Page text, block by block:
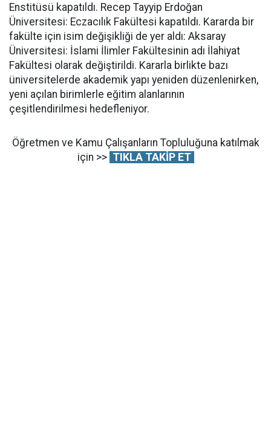
Enstitüsü kapatıldı. Recep Tayyip Erdoğan
Üniversitesi: Eczacılık Fakültesi kapatıldı. Kararda bir
fakülte için isim değişikliği de yer aldı: Aksaray
Üniversitesi: İslami İlimler Fakültesinin adı İlahiyat
Fakültesi olarak değiştirildi. Kararla birlikte bazı
üniversitelerde akademik yapı yeniden düzenlenirken,
yeni açılan birimlerle eğitim alanlarının
çeşitlendirilmesi hedefleniyor.
Öğretmen ve Kamu Çalışanların Topluluğuna katılmak
için >> TIKLA TAKİP ET